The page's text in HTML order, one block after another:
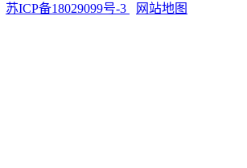
苏ICP备18029099号-3 网站地图